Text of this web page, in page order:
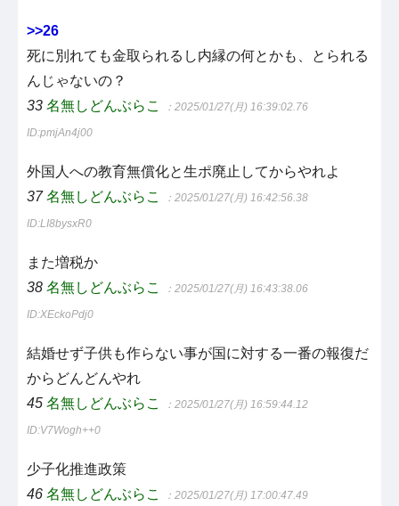
>>26
死に別れても金取られるし内縁の何とかも、とられる
んじゃないの？
33 名無しどんぶらこ ：2025/01/27(月) 16:39:02.76
ID:pmjAn4j00
外国人への教育無償化と生ポ廃止してからやれよ
37 名無しどんぶらこ ：2025/01/27(月) 16:42:56.38
ID:LI8bysxR0
また増税か
38 名無しどんぶらこ ：2025/01/27(月) 16:43:38.06
ID:XEckoPdj0
結婚せず子供も作らない事が国に対する一番の報復だ
からどんどんやれ
45 名無しどんぶらこ ：2025/01/27(月) 16:59:44.12
ID:V7Wogh++0
少子化推進政策
46 名無しどんぶらこ ：2025/01/27(月) 17:00:47.49